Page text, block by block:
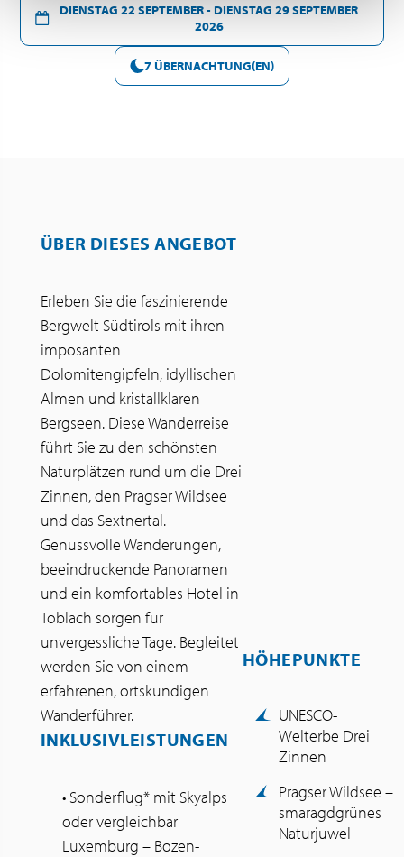
DIENSTAG 22 SEPTEMBER - DIENSTAG 29 SEPTEMBER
2026
7 ÜBERNACHTUNG(EN)
ÜBER DIESES ANGEBOT
Erleben Sie die faszinierende
Bergwelt Südtirols mit ihren
imposanten
Dolomitengipfeln, idyllischen
Almen und kristallklaren
Bergseen. Diese Wanderreise
führt Sie zu den schönsten
Naturplätzen rund um die Drei
Zinnen, den Pragser Wildsee
und das Sextnertal.
Genussvolle Wanderungen,
beeindruckende Panoramen
und ein komfortables Hotel in
Toblach sorgen für
unvergessliche Tage. Begleitet
werden Sie von einem
erfahrenen, ortskundigen
Wanderführer.
INKLUSIVLEISTUNGEN
• Sonderflug* mit Skyalps
oder vergleichbar
Luxemburg – Bozen-
HÖHEPUNKTE
UNESCO-
Welterbe Drei
Zinnen
Pragser Wildsee –
smaragdgrünes
Naturjuwel